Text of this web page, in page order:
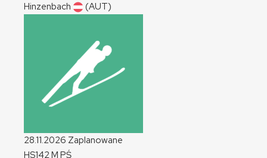
Hinzenbach
(AUT)
28.11.2026 Zaplanowane
HS142M PŚ